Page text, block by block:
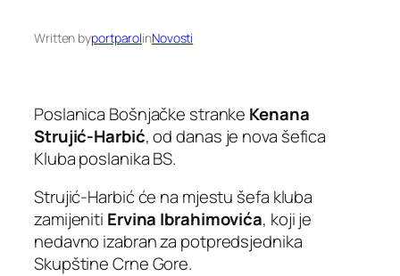
Written byportparolinNovosti
Poslanica Bošnjačke stranke Kenana
Strujić-Harbić, od danas je nova šefica
Kluba poslanika BS.
Strujić-Harbić će na mjestu šefa kluba
zamijeniti Ervina Ibrahimovića, koji je
nedavno izabran za potpredsjednika
Skupštine Crne Gore.